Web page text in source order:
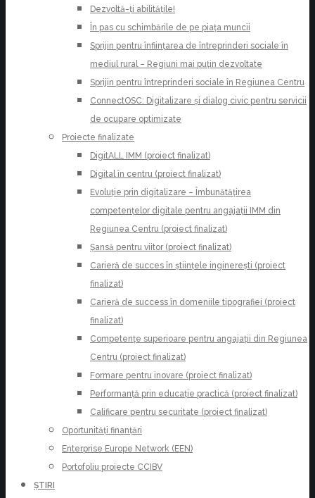
Dezvoltă-ți abilitățile!
În pas cu schimbările de pe piața muncii
Sprijin pentru înființarea de întreprinderi sociale în
mediul rural – Regiuni mai puțin dezvoltate
Sprijin pentru întreprinderi sociale în Regiunea Centru
ConnectOSC: Digitalizare și dialog civic pentru servicii
de ocupare optimizate
Proiecte finalizate
DigitALL IMM (proiect finalizat)
Digital în centru (proiect finalizat)
Evoluție prin digitalizare – Îmbunătățirea
competențelor digitale pentru angajații IMM din
Regiunea Centru (proiect finalizat)
Șansă pentru viitor (proiect finalizat)
Carieră de succes în științele inginerești (proiect
finalizat)
Carieră de success în domeniile tipografiei (proiect
finalizat)
Competențe superioare pentru angajații din Regiunea
Centru (proiect finalizat)
Formare pentru inovare (proiect finalizat)
Performanță prin educație practică (proiect finalizat)
Calificare pentru securitate (proiect finalizat)
Oportunități finanțări
Enterprise Europe Network (EEN)
Portofoliu proiecte CCIBV
ȘTIRI